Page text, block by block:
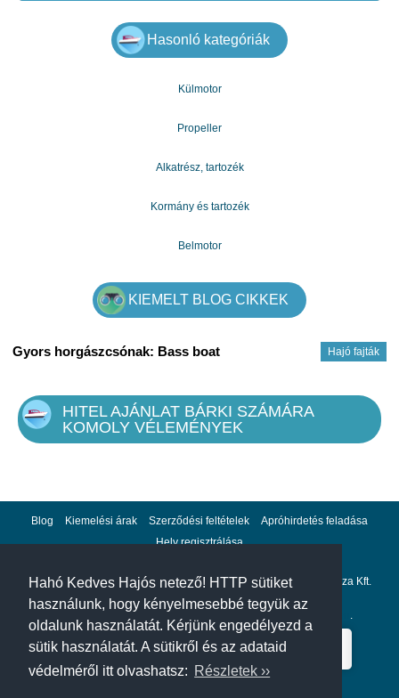
Hahó Kedves Hajós netező! HTTP sütiket
használunk, hogy kényelmesebbé tegyük az
oldalunk használatát. Kérjünk engedélyezd a
sütik használatát. A sütikről és az adataid
védelméről itt olvashatsz: Részletek ››
kínálok. Lépjen kapcsolatba velem még ma, és élvezze az
első osztályú pénzügyi kölcsön szolgáltatásait: vegye fel a
kapcsolatot: gazdagergelia@gmail.com
Hasonló kategóriák
Külmotor
Propeller
Alkatrész, tartozék
Kormány és tartozék
Belmotor
KIEMELT BLOG CIKKEK
Hajó fajták
Gyors horgászcsónak: Bass boat
HITEL AJÁNLAT BÁRKI SZÁMÁRA
KOMOLY VÉLEMÉNYEK
Blog Kiemelési árak Szerződési feltételek
Apróhirdetés feladása
Hely regisztrálása
Adatvédelem Impresszum A hahohajo.hu kiadója a GlobalPlaza Kft.
A hahohajo.hu online bankkártyás fizetési partnere az .